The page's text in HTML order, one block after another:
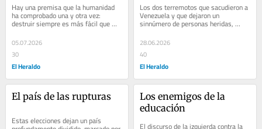
Hay una premisa que la humanidad
ha comprobado una y otra vez:
destruir siempre es más fácil que
construir. Este gobierno que pronto
se despide le...
05.07.2026
30
El Heraldo
Los dos terremotos que sacudieron a
Venezuela y que dejaron un
sinnúmero de personas heridas,
fallecidas y sin hogar invitan a una
reflexión...
28.06.2026
40
El Heraldo
El país de las rupturas
Estas elecciones dejan un país
Los enemigos de la
educación